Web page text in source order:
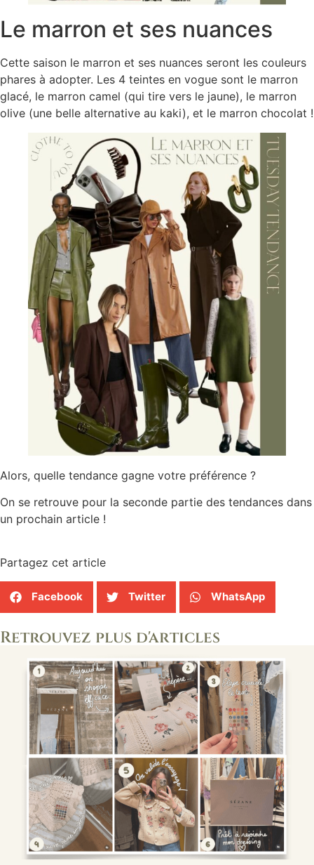
Le marron et ses nuances
Cette saison le marron et ses nuances seront les couleurs
phares à adopter. Les 4 teintes en vogue sont le marron
glacé, le marron camel (qui tire vers le jaune), le marron
olive (une belle alternative au kaki), et le marron chocolat !
Alors, quelle tendance gagne votre préférence ?
On se retrouve pour la seconde partie des tendances dans
un prochain article !
Partagez cet article
Facebook Twitter WhatsApp
Retrouvez plus d'articles